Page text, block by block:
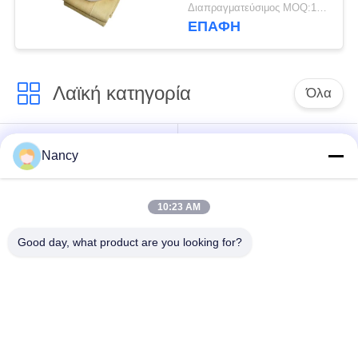
PTFE
Διαπραγματεύσιμος MOQ:100 τεμ
ΕΠΑΦΉ
Λαϊκή κατηγορία Όλα
Σακούλες φίλτρου
συλλογής σκόνης
σακούλα φίλτρου
Nancy
10:23 AM
Good day, what product are you looking for?